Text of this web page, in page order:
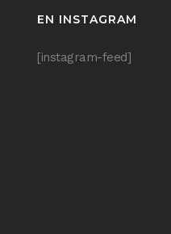
EN INSTAGRAM
[instagram-feed]